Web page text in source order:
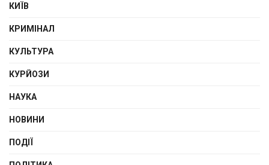
КИЇВ
КРИМІНАЛ
КУЛЬТУРА
КУРЙОЗИ
НАУКА
НОВИНИ
ПОДІЇ